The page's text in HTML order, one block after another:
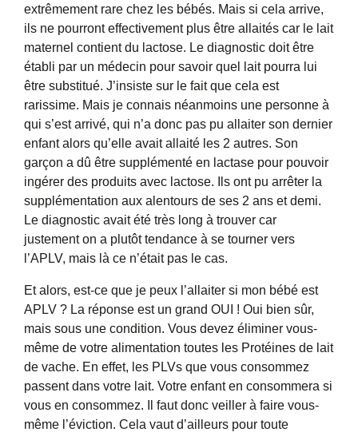
extrêmement rare chez les bébés. Mais si cela arrive,
ils ne pourront effectivement plus être allaités car le lait
maternel contient du lactose. Le diagnostic doit être
établi par un médecin pour savoir quel lait pourra lui
être substitué. J’insiste sur le fait que cela est
rarissime. Mais je connais néanmoins une personne à
qui s’est arrivé, qui n’a donc pas pu allaiter son dernier
enfant alors qu’elle avait allaité les 2 autres. Son
garçon a dû être supplémenté en lactase pour pouvoir
ingérer des produits avec lactose. Ils ont pu arrêter la
supplémentation aux alentours de ses 2 ans et demi.
Le diagnostic avait été très long à trouver car
justement on a plutôt tendance à se tourner vers
l’APLV, mais là ce n’était pas le cas.
Et alors, est-ce que je peux l’allaiter si mon bébé est
APLV ? La réponse est un grand OUI ! Oui bien sûr,
mais sous une condition. Vous devez éliminer vous-
même de votre alimentation toutes les Protéines de lait
de vache. En effet, les PLVs que vous consommez
passent dans votre lait. Votre enfant en consommera si
vous en consommez. Il faut donc veiller à faire vous-
même l’éviction. Cela vaut d’ailleurs pour toute